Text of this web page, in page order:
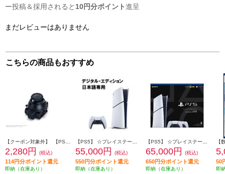
ー投稿＆採用されると 10円分ポイント進呈
まだレビューはありません
こちらの商品もおすすめ
【クーポン対象外】 【PS5】 スティックモジュール（DualSense Edge ワイヤレスコントローラー用）
2,280円 (税込)
114円分ポイント還元
即納（在庫あり）
【PS5】 ☆プレイステーション5本体 デジタル・エディション 日本語専用 Console Language: Japanese only
55,000円 (税込)
550円分ポイント還元
即納（在庫あり）
【PS5】 ☆プレイステーション5本体 デジタル・エディション 日本語専用 DualSense ワイヤレスコントローラー ダブルパック
65,000円 (税込)
650円分ポイント還元
即納（在庫あり）
50
即